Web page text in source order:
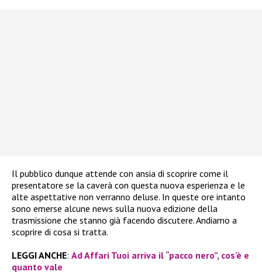
Il pubblico dunque attende con ansia di scoprire come il
presentatore se la caverà con questa nuova esperienza e le
alte aspettative non verranno deluse. In queste ore intanto
sono emerse alcune news sulla nuova edizione della
trasmissione che stanno già facendo discutere. Andiamo a
scoprire di cosa si tratta.
LEGGI ANCHE: Ad Affari Tuoi arriva il “pacco nero”, cos’è e
quanto vale